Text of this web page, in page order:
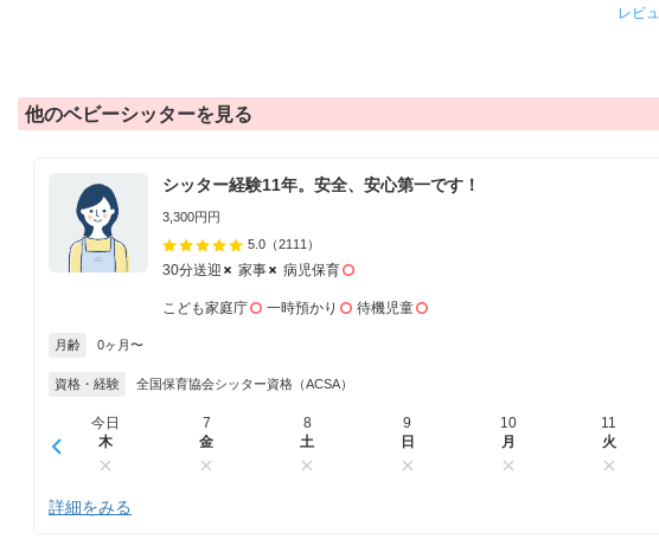
レビ
他のベビーシッターを見る
シッター経験11年。安全、安心第一です！
3,300円円
5.0 （2111）
30分送迎 家事 病児保育
こども家庭庁 一時預かり 待機児童
月齢 0ヶ月〜
資格・経験 全国保育協会シッター資格（ACSA）
今日
木
7
金
8
土
9
日
10
月
11
火
詳細をみる